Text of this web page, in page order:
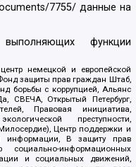
7755/ данные на
функции
немецкой и европейской
защиты прав граждан Штаб,
борьбы с коррупцией, Альянс
СВЕЧА, Открытый Петербург,
Правовая инициатива,
преступности,
Центр поддержки и
информации, В защиту прав
информационных
и социальных движений,